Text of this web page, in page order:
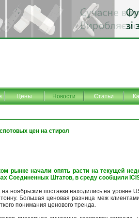
Цены Новости Статьи
цен на стирол
рынке начали опять расти на текущей
Соединенных Штатов, в среду сообщили
ноябрьские поставки находились на уровне
Большая ценовая разница меж
понимания ценового тренда.